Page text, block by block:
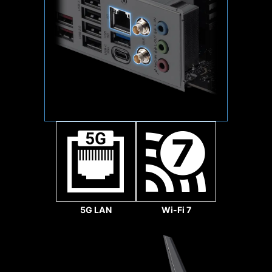
zlokalizowanie gniazda na płycie.
Frozr AI Cooling dostosowuje pracę
wentylatorów do temperatury CPU i
GPU. System AI wykrywa
temperatury procesora i układu
graficznego, automatycznie
zapewnić optymalną wydajność
komputera.
5G LAN Wi-Fi 7
1x
Gbps
64
Gbps
generacjami układów zgodnych z
platformą AM5.
LIGHTNING GEN 5 PCI-
Doubling over the previous